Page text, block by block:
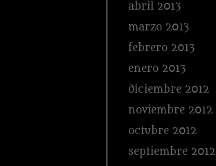
abril 2013
marzo 2013
febrero 2013
enero 2013
diciembre 2012
noviembre 2012
octubre 2012
septiembre 2012